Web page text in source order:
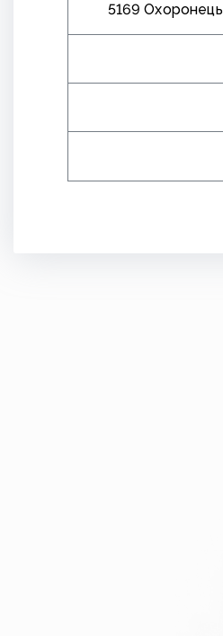
5169 Охоронець